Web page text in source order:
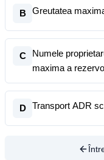
B Greutatea
C
Numele
maxima a
D Transport ADR